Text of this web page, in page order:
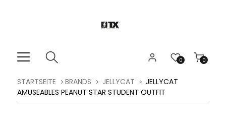
0
0
STARTSEITE BRANDS JELLYCAT
JELLYCAT
AMUSEABLES PEANUT STAR STUDENT OUTFIT